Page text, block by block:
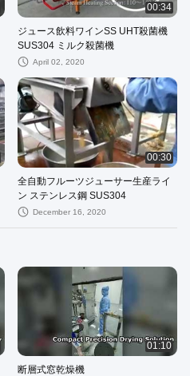
00:34
ジュース飲料ワインSS UHT殺菌機
SUS304 ミルク殺菌機
April 02, 2020
00:30
全自動フルーツジューサー生産ライ
ン ステンレス鋼 SUS304
December 16, 2020
01:10
断層式窓乾燥機